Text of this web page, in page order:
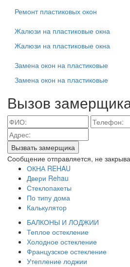
Ремонт пластиковых окон
Жалюзи на пластиковые окна
Жалюзи на пластиковые окна
Замена окон на пластиковые
Замена окон на пластиковые
Вызов
Вызвать замерщика
Сообщение отправляется, не
ОКНА REHAU
Двери Rehau
Стеклопакеты
По типу дома
Калькулятор
БАЛКОНЫ И ЛОДЖИИ
Теплое остекление
Холодное остекление
Французское остекление
Утепление лоджии